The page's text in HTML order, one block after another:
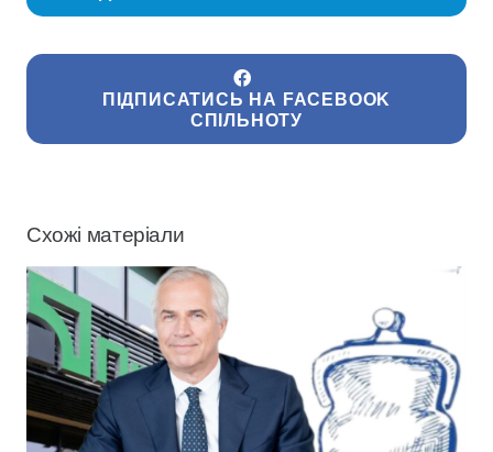
ПІДПИСАТИСЬ НА FACEBOOK
СПІЛЬНОТУ
Схожі матеріали